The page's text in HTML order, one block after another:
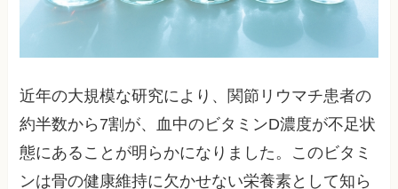
近年の大規模な研究により、関節リウマチ患者の
約半数から7割が、血中のビタミンD濃度が不足状
態にあることが明らかになりました。このビタミ
ンは骨の健康維持に欠かせない栄養素として知ら